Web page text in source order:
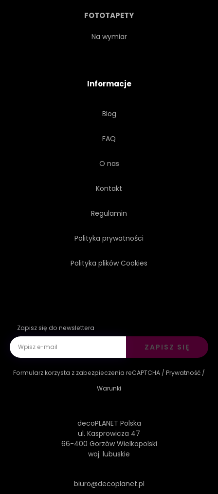
FOTOTAPETY
Na wymiar
Informacje
Blog
FAQ
O nas
Kontakt
Regulamin
Polityka prywatności
Polityka plików Cookies
Zapisz się do newslettera
ZAPISZ SIĘ
Formularz korzysta z zabezpieczenia reCAPTCHA / Prywatność /
Warunki
decoPLANET Polska
ul. Kasprowicza 47
66-400 Gorzów Wielkopolski
woj. lubuskie
biuro@decoplanet.pl